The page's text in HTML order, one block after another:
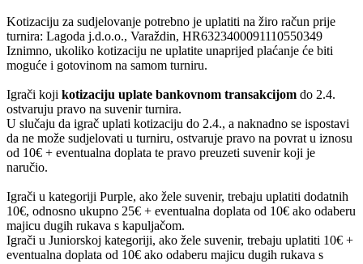
Kotizaciju za sudjelovanje potrebno je uplatiti na žiro račun prije
turnira: Lagoda j.d.o.o., Varaždin, HR6323400091110550349
Iznimno, ukoliko kotizaciju ne uplatite unaprijed plaćanje će biti
moguće i gotovinom na samom turniru.
Igrači koji kotizaciju uplate bankovnom transakcijom do 2.4.
ostvaruju pravo na suvenir turnira.
U slučaju da igrač uplati kotizaciju do 2.4., a naknadno se ispostavi
da ne može sudjelovati u turniru, ostvaruje pravo na povrat u iznosu
od 10€ + eventualna doplata te pravo preuzeti suvenir koji je
naručio.
Igrači u kategoriji Purple, ako žele suvenir, trebaju uplatiti dodatnih
10€, odnosno ukupno 25€ + eventualna doplata od 10€ ako odaberu
majicu dugih rukava s kapuljačom.
Igrači u Juniorskoj kategoriji, ako žele suvenir, trebaju uplatiti 10€ +
eventualna doplata od 10€ ako odaberu majicu dugih rukava s